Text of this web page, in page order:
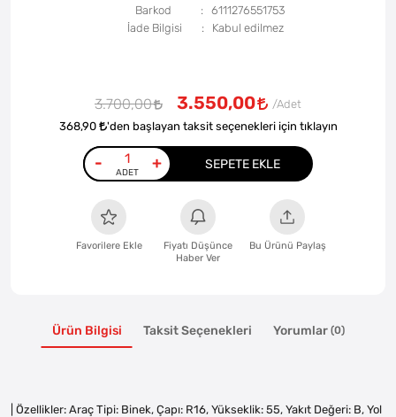
Barkod
6111276551753
İade Bilgisi
3.700,00 3.550,00
368,90 'den başlayan taksit seçenekleri için tıklayın
- + SEPETE EKLE
Favorilere Ekle
Fiyatı Düşünce
Haber Ver
Bu Ürünü Paylaş
Ürün Bilgisi Taksit Seçenekleri Yorumlar (0)
| Özellikler: Araç Tipi: Binek, Çapı: R16, Yükseklik: 55, Yakıt Değeri: B, Yol